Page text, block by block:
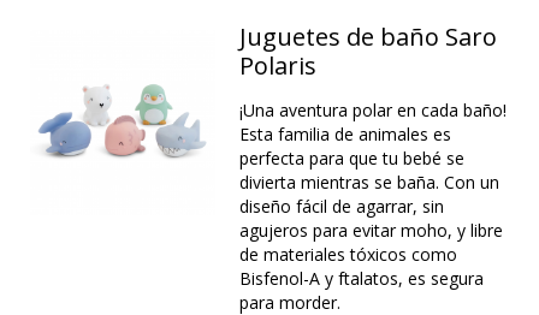
Juguetes de baño Saro
Polaris
¡Una aventura polar en cada baño!
Esta familia de animales es
perfecta para que tu bebé se
divierta mientras se baña. Con un
diseño fácil de agarrar, sin
agujeros para evitar moho, y libre
de materiales tóxicos como
Bisfenol-A y ftalatos, es segura
para morder.